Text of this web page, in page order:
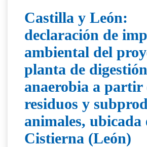
Castilla y León:
declaración de
ambiental del
planta de digestión
anaerobia a partir
residuos y
animales, ubicada
Cistierna (León)